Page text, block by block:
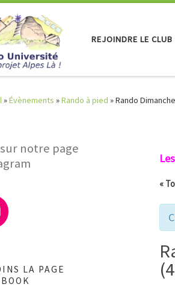
REJOINDRE LE CLUB
»Évènements »Rando à pied »Rando
«
sur notre page
LA PAGE